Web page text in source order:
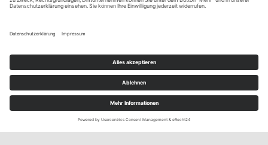
Mitglied im Verbund der Gedenkstätten
im ehemaligen KZ-Komplex Natzweiler e. V.
Impressum
Datenschutz Haftungsausschluss